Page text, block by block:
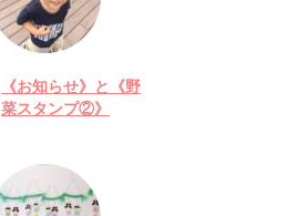
《お知らせ》と《野
菜スタンプ②》